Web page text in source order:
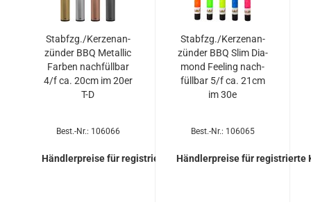
Stab­fzg./Ker­zen­an­
zün­der BBQ Me­tal­lic
Far­ben nach­füll­bar
4/f ca. 20cm im 20er
T-D
Best.-Nr.: 106066
Händlerpreise für registrierte Kunden
Stab­fzg./Ker­zen­an­
zün­der BBQ Slim Dia­
mond Fee­ling nach­
füll­bar 5/f ca. 21cm
im 30e
Best.-Nr.: 106065
Händlerpreise für registrierte